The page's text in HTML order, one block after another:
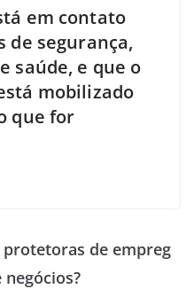
em contato
de segurança,
saúde, e que o
mobilizado
que for
de empreg